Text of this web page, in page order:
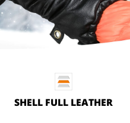
SHELL FULL LEATHER